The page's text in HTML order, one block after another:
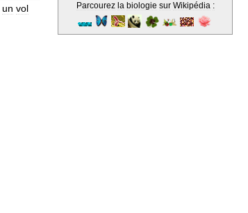
Parcourez la biologie sur Wikipédia :
un vol